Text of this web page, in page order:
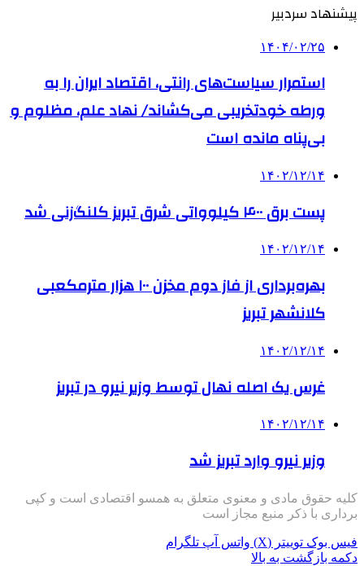
پیشنهاد سردبیر
۱۴۰۴/۰۲/۲۵
استمرار سیاست‌های رانتی، اقتصاد ایران را به
ورطه خودتخریبی می‌کشاند/ نهاد علم، مظلوم و
بی‌پناه مانده است
۱۴۰۲/۱۲/۱۴
پست برق ۴۰۰ کیلوواتی شرق تبریز کلنگ‌زنی شد
۱۴۰۲/۱۲/۱۴
بهره‌برداری از فاز دوم مخزن ۱۰۰ هزار مترمکعبی
کلانشهر تبریز
۱۴۰۲/۱۲/۱۴
غرس یک اصله نهال توسط وزیر نیرو در تبریز
۱۴۰۲/۱۲/۱۴
وزیر نیرو وارد تبریز شد
کلیه حقوق مادی و معنوی متعلق به همسو اقتصادی است و کپی
برداری با ذکر منبع مجاز است
فیس بوک توییتر (X) واتس آپ تلگرام
دکمه بازگشت به بالا